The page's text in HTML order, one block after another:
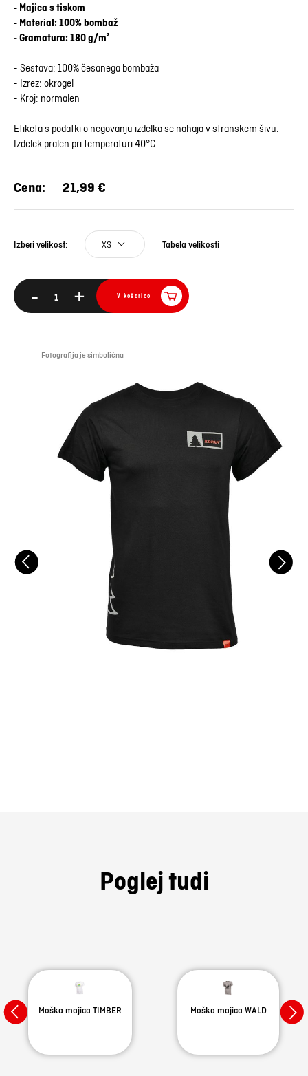
Fotografija je simbolična
- Majica s tiskom
- Material: 100% bombaž
- Gramatura: 180 g/m²
- Sestava: 100% česanega bombaža
- Izrez: okrogel
- Kroj: normalen
Etiketa s podatki o negovanju izdelka se nahaja v stranskem šivu.
Izdelek pralen pri temperaturi 40°C.
Cena: 21,99 €
Izberi velikost: XS Tabela velikosti
- + V košarico
Poglej tudi
Moška majica TIMBER Moška majica WALD